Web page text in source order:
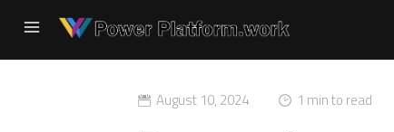
August 10, 2024 1 min to read